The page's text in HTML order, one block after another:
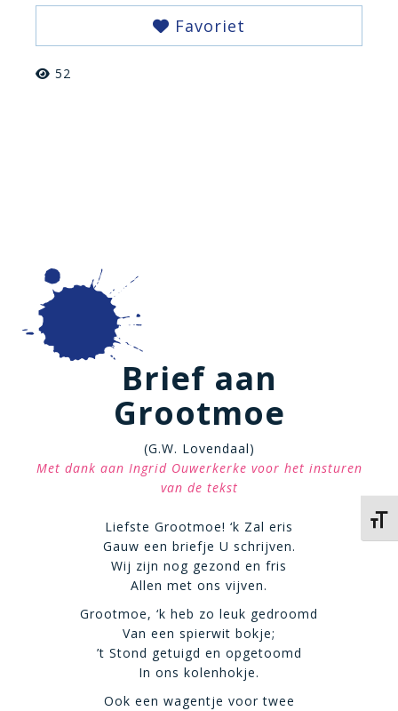
Favoriet
52
Brief aan
Grootmoe
(G.W. Lovendaal)
Met dank aan Ingrid Ouwerkerke voor het insturen
van de tekst
Liefste Grootmoe! ‘k Zal eris
Gauw een briefje U schrijven.
Wij zijn nog gezond en fris
Allen met ons vijven.
Grootmoe, ‘k heb zo leuk gedroomd
Van een spierwit bokje;
’t Stond getuigd en opgetoomd
In ons kolenhokje.
Ook een wagentje voor twee